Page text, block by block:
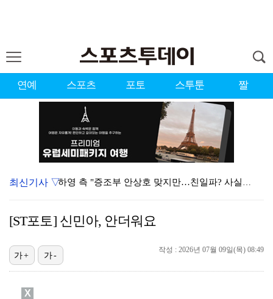
연예 스포츠 포토 스투툰 짤
하영 측 "증조부 안상호 맞지만…친일파? 사실무근" […
"블랙핑크 데뷔 10주년 행사로 국중박 입장 통제"…문…
김지원, 어린이병원에 1억원 쾌척 "'닥터X' 촬영 중…
최신기사 ▽
[ST포토] 신민아, 안더워요
작성 : 2026년 07월 09일(목) 08:49
가+ 가-
X